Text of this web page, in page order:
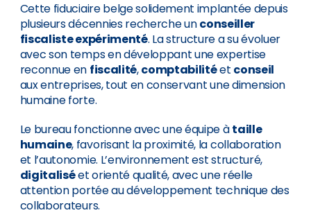
Cette fiduciaire belge solidement implantée depuis
plusieurs décennies recherche unconseiller
fiscaliste expérimenté. La structure a su évoluer
avec son temps en développant une expertise
reconnue en fiscalité,comptabilitéet conseil
aux entreprises, tout en conservant une dimension
humaine forte.
Le bureau fonctionne avec une équipe àtaille
humaine, favorisant la proximité, la collaboration
et l’autonomie. L’environnement est structuré,
digitaliséet orienté qualité, avec une réelle
attention portée au développement technique des
collaborateurs.